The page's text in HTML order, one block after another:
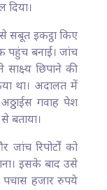
दिया।
सबूत इकट्ठा किए
पहुंच बनाई। जांच
छिपाने की
था। अदालत में
गवाह पेश
बताया।
रिपोर्टों को
इसके बाद उसे
हजार रुपये